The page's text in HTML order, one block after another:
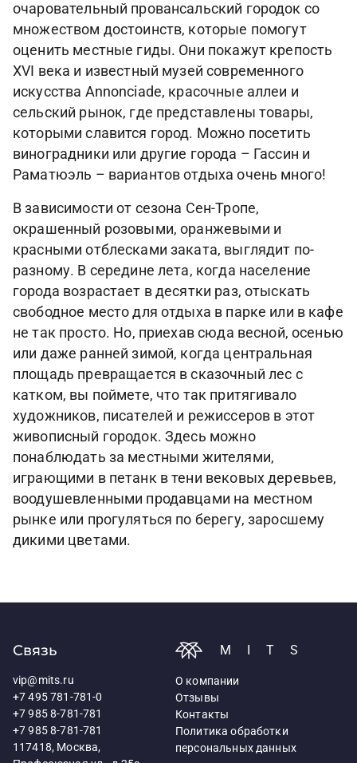
очаровательный провансальский городок со
множеством достоинств, которые помогут
оценить местные гиды. Они покажут крепость
XVI века и известный музей современного
искусства Annonciade, красочные аллеи и
сельский рынок, где представлены товары,
которыми славится город. Можно посетить
виноградники или другие города – Гассин и
Раматюэль – вариантов отдыха очень много!
В зависимости от сезона Сен-Тропе,
окрашенный розовыми, оранжевыми и
красными отблесками заката, выглядит по-
разному. В середине лета, когда население
города возрастает в десятки раз, отыскать
свободное место для отдыха в парке или в кафе
не так просто. Но, приехав сюда весной, осенью
или даже ранней зимой, когда центральная
площадь превращается в сказочный лес с
катком, вы поймете, что так притягивало
художников, писателей и режиссеров в этот
живописный городок. Здесь можно
понаблюдать за местными жителями,
играющими в петанк в тени вековых деревьев,
воодушевленными продавцами на местном
рынке или прогуляться по берегу, заросшему
дикими цветами.
Связь
vip@mits.ru
+7 495 781-781-0
+7 985 8-781-781
+7 985 8-781-781
117418, Москва,
MITS
О компании
Отзывы
Контакты
Политика обработки
персональных данных